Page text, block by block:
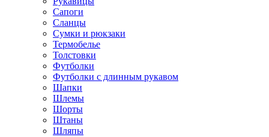
Сапоги
Сланцы
Сумки и рюкзаки
Термобелье
Толстовки
Футболки
Футболки с длинным рукавом
Шапки
Шлемы
Шорты
Штаны
Шляпы